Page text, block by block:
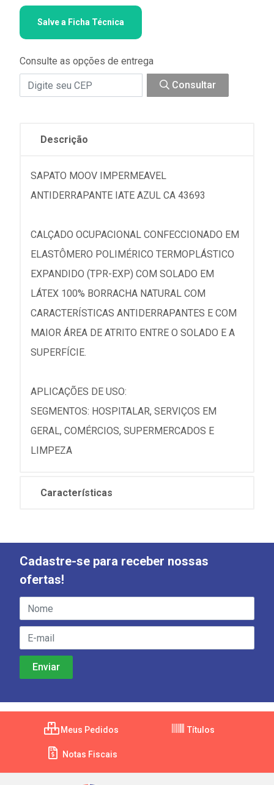
Salve a Ficha Técnica
Consulte as opções de entrega
Consultar
Descrição
SAPATO MOOV IMPERMEAVEL
ANTIDERRAPANTE IATE AZUL CA 43693
CALÇADO OCUPACIONAL CONFECCIONADO EM
ELASTÔMERO POLIMÉRICO TERMOPLÁSTICO
EXPANDIDO (TPR-EXP) COM SOLADO EM
LÁTEX 100% BORRACHA NATURAL COM
CARACTERÍSTICAS ANTIDERRAPANTES E COM
MAIOR ÁREA DE ATRITO ENTRE O SOLADO E A
SUPERFÍCIE.
APLICAÇÕES DE USO:
SEGMENTOS: HOSPITALAR, SERVIÇOS EM
GERAL, COMÉRCIOS, SUPERMERCADOS E
LIMPEZA
Características
Cadastre-se para receber nossas
ofertas!
Meus Pedidos Títulos
Notas Fiscais